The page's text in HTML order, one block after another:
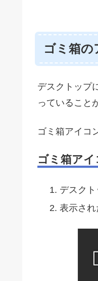
ゴミ箱
デスクトップ
っていること
ゴミ箱アイコ
ゴミ箱ア
デスクト
表示され